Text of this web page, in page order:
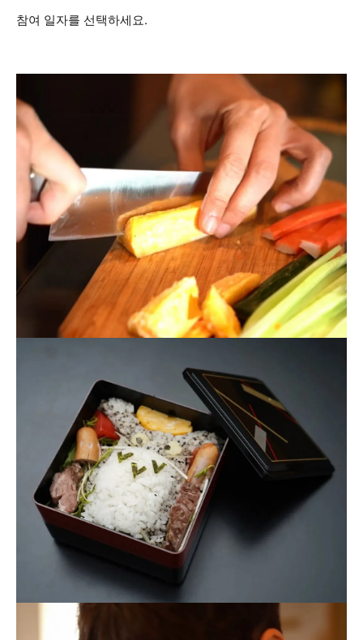
참여 일자를 선택하세요.